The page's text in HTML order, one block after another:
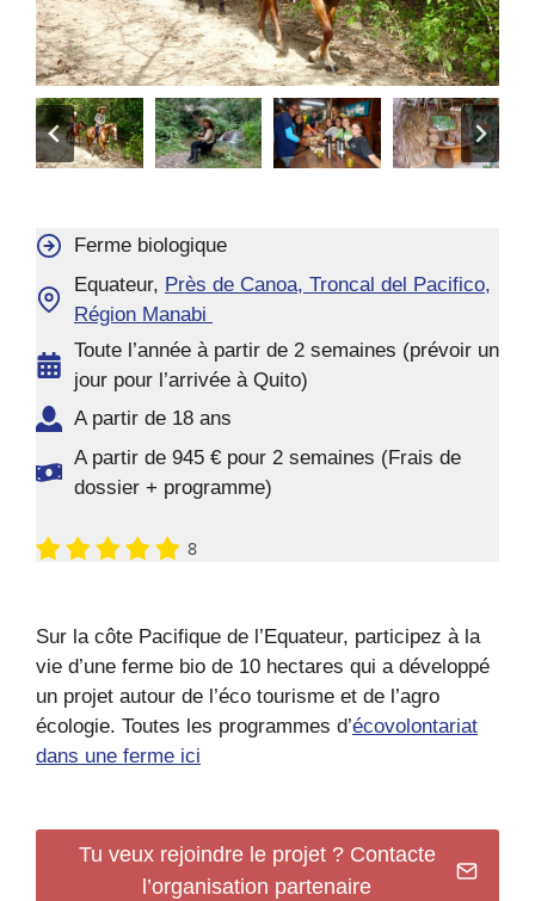
Ferme biologique
Equateur, Près de Canoa, Troncal del Pacifico,
Région Manabi
Toute l’année à partir de 2 semaines (prévoir un
jour pour l’arrivée à Quito)
A partir de 18 ans
A partir de 945 € pour 2 semaines (Frais de
dossier + programme)
8
Sur la côte Pacifique de l’Equateur, participez à la
vie d’une ferme bio de 10 hectares qui a développé
un projet autour de l’éco tourisme et de l’agro
écologie. Toutes les programmes d’écovolontariat
dans une ferme ici
Tu veux rejoindre le projet ? Contacte
l’organisation partenaire